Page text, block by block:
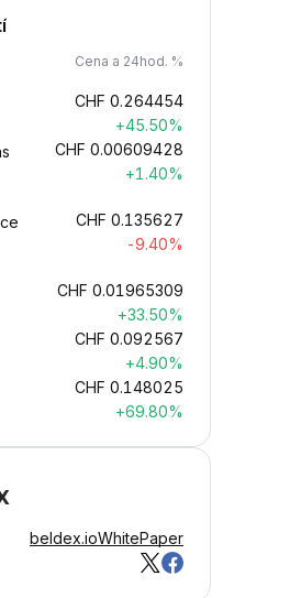
Cena a 24hod. %
CHF 0.264454
+45.50%
CHF 0.00609428
+1.40%
CHF 0.135627
-9.40%
CHF 0.01965309
+33.50%
CHF 0.092567
+4.90%
CHF 0.148025
+69.80%
beldex.ioWhitePaper